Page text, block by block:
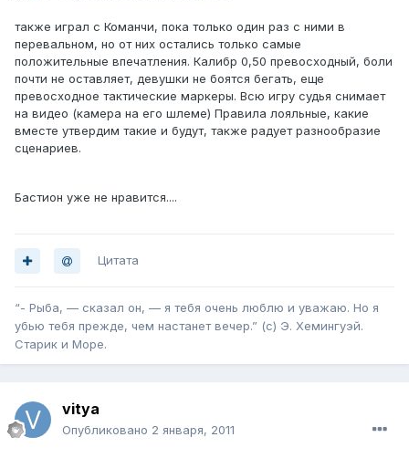
также играл с Команчи, пока только один раз с ними в
перевальном, но от них остались только самые
положительные впечатления. Калибр 0,50 превосходный, боли
почти не оставляет, девушки не боятся бегать, еще
превосходное тактические маркеры. Всю игру судья снимает
на видео (камера на его шлеме) Правила лояльные, какие
вместе утвердим такие и будут, также радует разнообразие
сценариев.
Бастион уже не нравится....
Цитата
“- Рыба, — сказал он, — я тебя очень люблю и уважаю. Но я
убью тебя прежде, чем настанет вечер.” (с) Э. Хемингуэй.
Старик и Море.
vitya
Опубликовано 2 января, 2011